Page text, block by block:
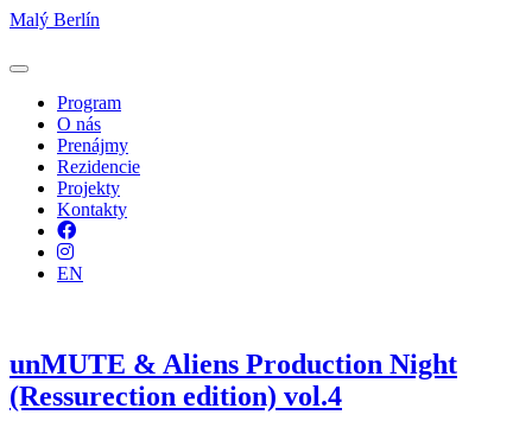
Malý Berlín
Program
O nás
Prenájmy
Rezidencie
Projekty
Kontakty
Facebook
Instagram
EN
unMUTE & Aliens Production Night
(Ressurection edition) vol.4